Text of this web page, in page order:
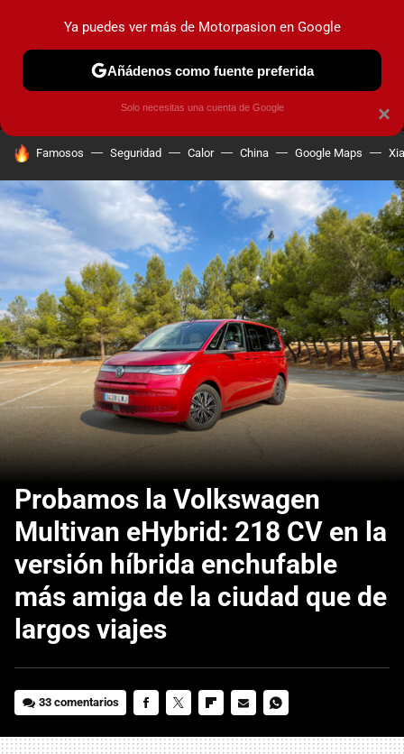
MENÚ NUEVO
COCHES ELÉCTRICOS OBSERVATORIO
HOY SE HABLA DE
Famosos Seguridad Calor China Google Maps
Probamos la Volkswagen
Multivan eHybrid: 218 CV en la
versión híbrida enchufable
más amiga de la ciudad que de
largos viajes
33 comentarios
×
Ya puedes ver más de Motorpasion en Google
Añádenos como fuente preferida
Solo necesitas una cuenta de Google